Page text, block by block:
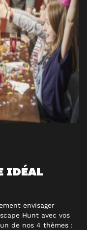
IDÉAL
envisager
Hunt avec vos
de nos 4 thèmes :